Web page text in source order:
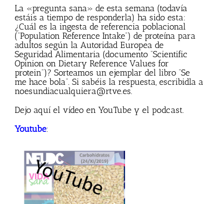
La «pregunta sana» de esta semana (todavía
estáis a tiempo de responderla) ha sido esta:
¿Cuál es la ingesta de referencia poblacional
(“Population Reference Intake”) de proteína para
adultos según la Autoridad Europea de
Seguridad Alimentaria (documento “Scientific
Opinion on Dietary Reference Values for
protein”)? Sorteamos un ejemplar del libro “Se
me hace bola”. Si sabéis la respuesta, escribidla a
noesundiacualquiera@rtve.es.
Dejo aquí el vídeo en YouTube y el podcast.
Youtube: